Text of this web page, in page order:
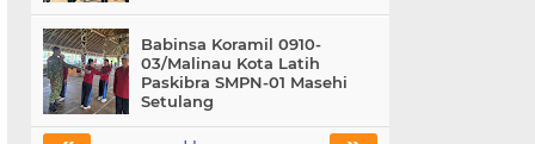
Babinsa Koramil 0910-
03/Malinau Kota Latih
Paskibra SMPN-01 Masehi
Setulang